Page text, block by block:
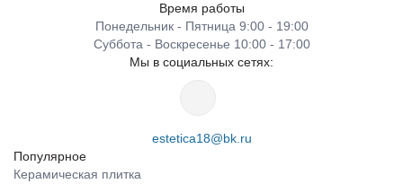
Время работы
Понедельник - Пятница 9:00 - 19:00
Суббота - Воскресенье 10:00 - 17:00
Мы в социальных сетях:
estetica18@bk.ru
Популярное
Керамическая плитка